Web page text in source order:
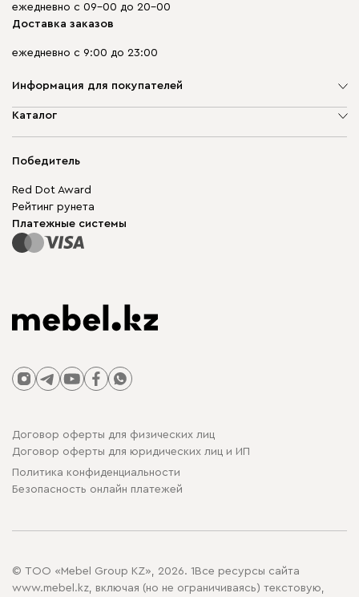
ежедневно с 09-00 до 20-00
Доставка заказов
ежедневно с 9:00 до 23:00
Информация для покупателей
О компании
Гарантия
Карта сайта
Каталог
Корпусная мебель
Модульная мебель
Столы и стулья
Победитель
Red Dot Award
Рейтинг рунета
Платежные системы
Договор оферты для физических лиц
Договор оферты для юридических лиц и ИП
Политика конфиденциальности
Безопасность онлайн платежей
© ТОО «Mebel Group KZ», 2026. 1Все ресурсы сайта
www.mebel.kz, включая (но не ограничиваясь) текстовую,